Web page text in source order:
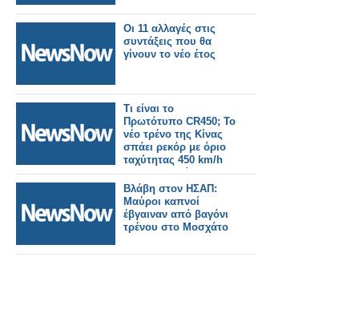
Οι 11 αλλαγές στις
συντάξεις που θα
γίνουν το νέο έτος
Τι είναι το
Πρωτότυπο CR450; Το
νέο τρένο της Κίνας
σπάει ρεκόρ με όριο
ταχύτητας 450 km/h
και προκαλεί
παγκόσμιο
ενδιαφέρον
Βλάβη στον ΗΣΑΠ:
Μαύροι καπνοί
έβγαιναν από βαγόνι
τρένου στο Μοσχάτο